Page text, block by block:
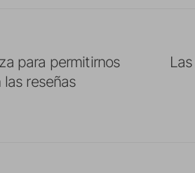
para permitirnos
las reseñas